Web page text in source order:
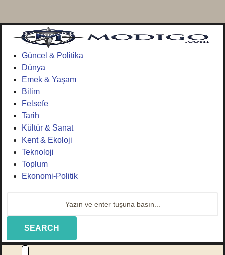
Güncel & Politika
Dünya
Emek & Yaşam
Bilim
Felsefe
Tarih
Kültür & Sanat
Kent & Ekoloji
Teknoloji
Toplum
Ekonomi-Politik
SEARCH